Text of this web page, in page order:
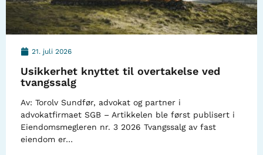
21. juli 2026
Usikkerhet knyttet til overtakelse ved
tvangssalg
Av: Torolv Sundfør, advokat og partner i
advokatfirmaet SGB – Artikkelen ble først publisert i
Eiendomsmegleren nr. 3 2026 Tvangssalg av fast
eiendom er…